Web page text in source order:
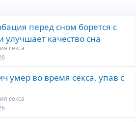
перед сном борется с
улучшает качество сна
секса
умер во время секса, упав с
секса